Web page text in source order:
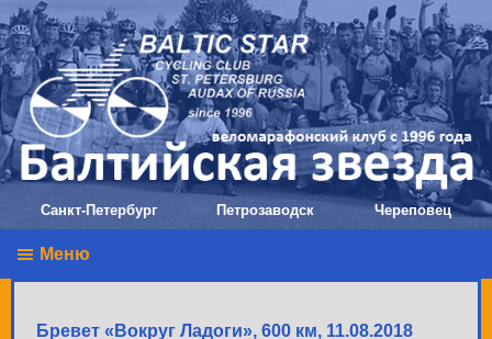
Санкт-Петербург Петрозаводск Череповец
Меню
Бревет «Вокруг Ладоги», 600 км, 11.08.2018